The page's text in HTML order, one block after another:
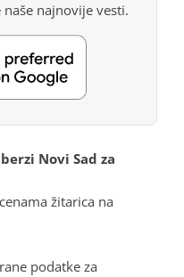
najnovije vesti.
Novi Sad za
žitarica na
podatke za